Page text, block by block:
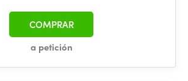
a petición
COMPRAR